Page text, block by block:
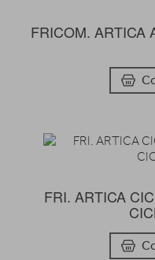
FRICOM. ARTICA
FRI. ARTICA